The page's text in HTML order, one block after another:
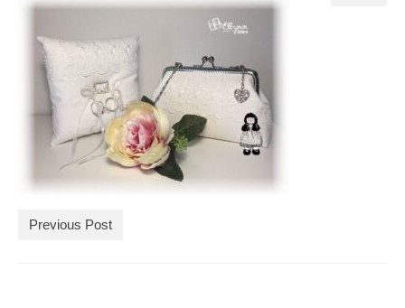
Szettek
Akciós termékek
Táskák
Neszeszerek
Tárcák
Zsebkendő tartók
Previous Post